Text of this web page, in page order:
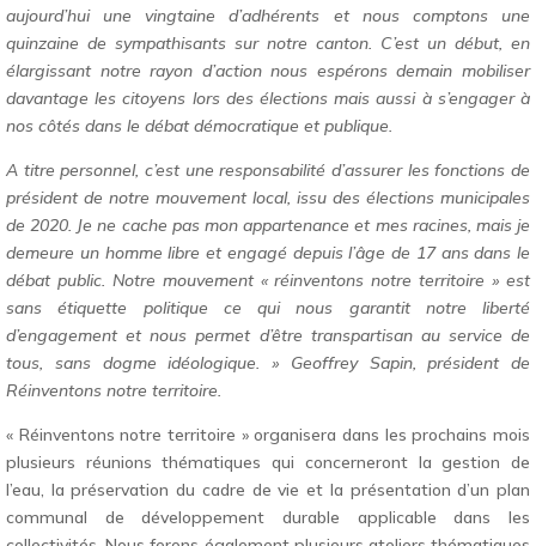
aujourd’hui une vingtaine d’adhérents et nous comptons une
quinzaine de sympathisants sur notre canton. C’est un début, en
élargissant notre rayon d’action nous espérons demain mobiliser
davantage les citoyens lors des élections mais aussi à s’engager à
nos côtés dans le débat démocratique et publique.
A titre personnel, c’est une responsabilité d’assurer les fonctions de
président de notre mouvement local, issu des élections municipales
de 2020. Je ne cache pas mon appartenance et mes racines, mais je
demeure un homme libre et engagé depuis l’âge de 17 ans dans le
débat public. Notre mouvement « réinventons notre territoire » est
sans étiquette politique ce qui nous garantit notre liberté
d’engagement et nous permet d’être transpartisan au service de
tous, sans dogme idéologique. » Geoffrey Sapin, président de
Réinventons notre territoire.
« Réinventons notre territoire » organisera dans les prochains mois
plusieurs réunions thématiques qui concerneront la gestion de
l’eau, la préservation du cadre de vie et la présentation d’un plan
communal de développement durable applicable dans les